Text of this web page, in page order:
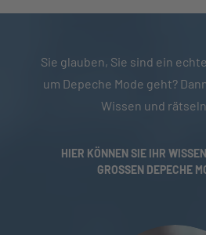
Sie glauben, Sie sind ein
um Depeche Mode geht?
Wissen und
HIER KÖNNEN SIE IHR
GROSSEN DEPECHE